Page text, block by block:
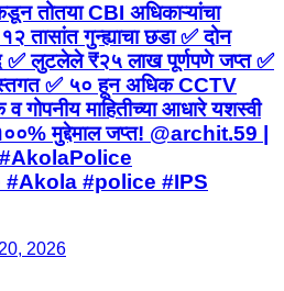
तोतया CBI अधिकाऱ्यांचा
तासांत गुन्ह्याचा छडा ✅ दोन
✅ लुटलेले ₹२५ लाख पूर्णपणे जप्त ✅
✅ ५० हून अधिक CCTV
गोपनीय माहितीच्या आधारे यशस्वी
मुद्देमाल जप्त! @archit.59 |
#police #IPS
2026